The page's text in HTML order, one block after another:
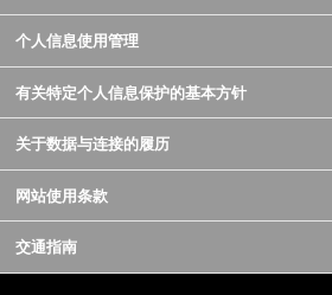
个人信息使用管理
有关特定个人信息保护的基本方针
关于数据与连接的履历
网站使用条款
交通指南